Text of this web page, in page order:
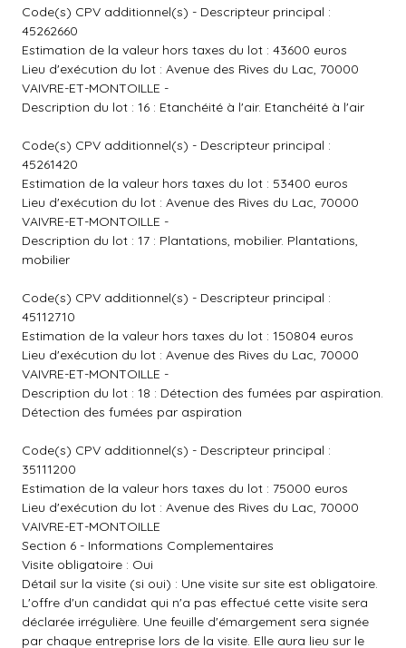
Code(s) CPV additionnel(s) - Descripteur principal :
45262660
Estimation de la valeur hors taxes du lot : 43600 euros
Lieu d'exécution du lot : Avenue des Rives du Lac, 70000
VAIVRE-ET-MONTOILLE -
Description du lot : 16 : Etanchéité à l'air. Etanchéité à l'air
Code(s) CPV additionnel(s) - Descripteur principal :
45261420
Estimation de la valeur hors taxes du lot : 53400 euros
Lieu d'exécution du lot : Avenue des Rives du Lac, 70000
VAIVRE-ET-MONTOILLE -
Description du lot : 17 : Plantations, mobilier. Plantations,
mobilier
Code(s) CPV additionnel(s) - Descripteur principal :
45112710
Estimation de la valeur hors taxes du lot : 150804 euros
Lieu d'exécution du lot : Avenue des Rives du Lac, 70000
VAIVRE-ET-MONTOILLE -
Description du lot : 18 : Détection des fumées par aspiration.
Détection des fumées par aspiration
Code(s) CPV additionnel(s) - Descripteur principal :
35111200
Estimation de la valeur hors taxes du lot : 75000 euros
Lieu d'exécution du lot : Avenue des Rives du Lac, 70000
VAIVRE-ET-MONTOILLE
Section 6 - Informations Complementaires
Visite obligatoire : Oui
Détail sur la visite (si oui) : Une visite sur site est obligatoire.
L'offre d'un candidat qui n'a pas effectué cette visite sera
déclarée irrégulière. Une feuille d'émargement sera signée
par chaque entreprise lors de la visite. Elle aura lieu sur le